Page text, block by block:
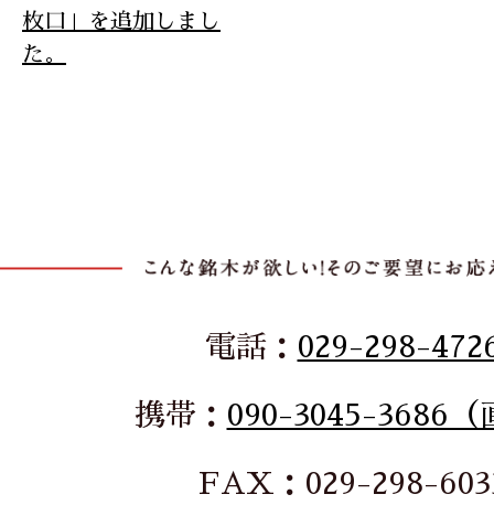
枚口」を追加しまし
た。
電話： 029-298-
携帯： 090-3045-3686（
FAX：029-298-